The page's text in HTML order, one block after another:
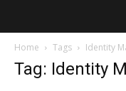
Home Tags Identity
Tag: Identity